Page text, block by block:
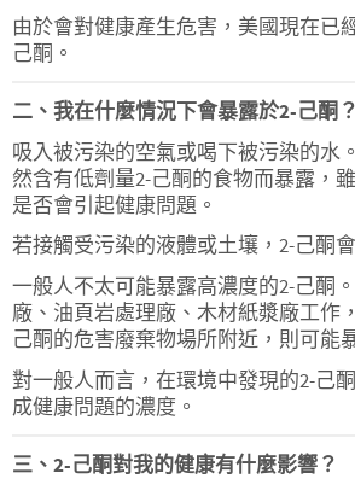
由於會對健康產生危害，美國現在已
己酮。
二、我在什麼情況下會暴露於2-己酮？
吸入被污染的空氣或喝下被污染的水
然含有低劑量2-己酮的食物而暴露，
是否會引起健康問題。
若接觸受污染的液體或土壤，2-己酮
一般人不太可能暴露高濃度的2-己酮
廠、油頁岩處理廠、木材紙漿廠工作
己酮的危害廢棄物場所附近，則可能
對一般人而言，在環境中發現的2-己
成健康問題的濃度。
三、2-己酮對我的健康有什麼影響？